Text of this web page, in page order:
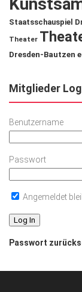
Staatsschauspiel
Theater
Dresden-Bautzen
Mitglieder
Benutzername
Passwort
Angemeldet
Passwort